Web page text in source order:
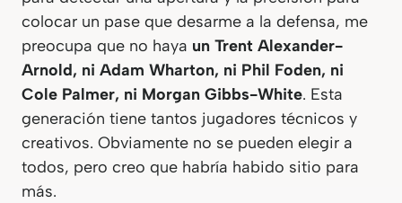
colocar un pase que desarme a la defensa, me
preocupa que no haya un Trent Alexander-
Arnold, ni Adam Wharton, ni Phil Foden, ni
Cole Palmer, ni Morgan Gibbs-White. Esta
generación tiene tantos jugadores técnicos y
creativos. Obviamente no se pueden elegir a
todos, pero creo que habría habido sitio para
más.